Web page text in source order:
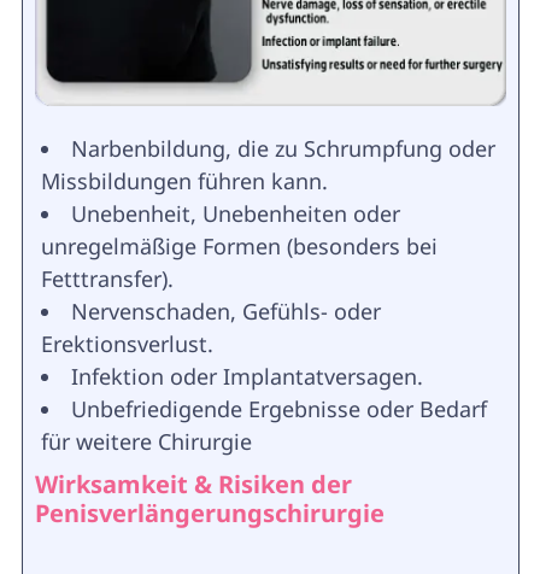
Narbenbildung, die zu Schrumpfung oder
Missbildungen führen kann.
Unebenheit, Unebenheiten oder
unregelmäßige Formen (besonders bei
Fetttransfer).
Nervenschaden, Gefühls- oder
Erektionsverlust.
Infektion oder Implantatversagen.
Unbefriedigende Ergebnisse oder Bedarf
für weitere Chirurgie
Wirksamkeit & Risiken der
Penisverlängerungschirurgie